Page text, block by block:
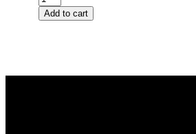
M+S
MULTI-
Add to cart